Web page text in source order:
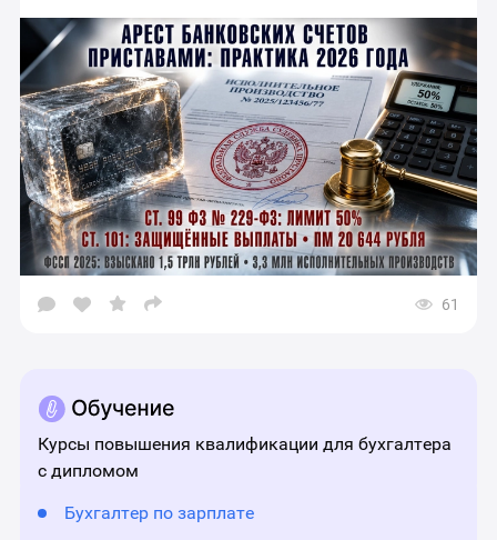
Открыть
шаринга
61
Курсы повышения квалификации для бухгалтера
с дипломом
Бухгалтер по зарплате